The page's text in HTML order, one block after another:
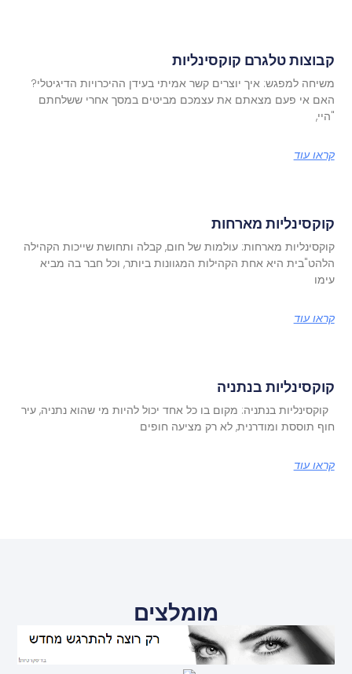
קבוצות טלגרם קוקסינליות
משיחה למפגש: איך יוצרים קשר אמיתי בעידן ההיכרויות הדיגיטלי?
האם אי פעם מצאתם את עצמכם מביטים במסך אחרי ששלחתם
"היי,
קראו עוד
קוקסינליות מארחות
קוקסינליות מארחות: עולמות של חום, קבלה ותחושת שייכות הקהילה
הלהט"בית היא אחת הקהילות המגוונות ביותר, וכל חבר בה מביא
עימו
קראו עוד
קוקסינליות בנתניה
קוקסינליות בנתניה: מקום בו כל אחד יכול להיות מי שהוא נתניה, עיר
חוף תוססת ומודרנית, לא רק מציעה חופים
קראו עוד
מומלצים